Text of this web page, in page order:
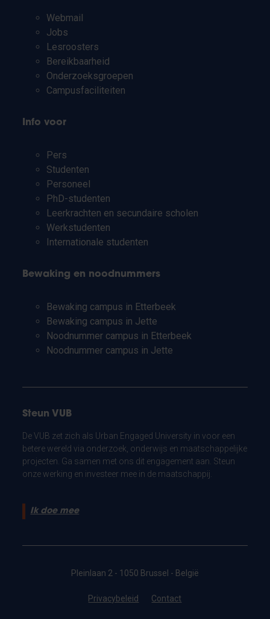
Webmail
Jobs
Lesroosters
Bereikbaarheid
Onderzoeksgroepen
Campusfaciliteiten
Info voor
Pers
Studenten
Personeel
PhD-studenten
Leerkrachten en secundaire scholen
Werkstudenten
Internationale studenten
Bewaking en noodnummers
Bewaking campus in Etterbeek
Bewaking campus in Jette
Noodnummer campus in Etterbeek
Noodnummer campus in Jette
Steun VUB
De VUB zet zich als Urban Engaged University in voor een
betere wereld via onderzoek, onderwijs en maatschappelijke
projecten. Ga samen met ons dit engagement aan. Steun
onze werking en investeer mee in de maatschappij.
Ik doe mee
Pleinlaan 2 - 1050 Brussel - België
Privacybeleid Contact